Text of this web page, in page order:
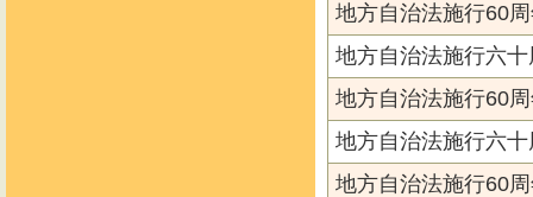
地方自治法施行60
地方自治法施行六
地方自治法施行60
地方自治法施行六
地方自治法施行60